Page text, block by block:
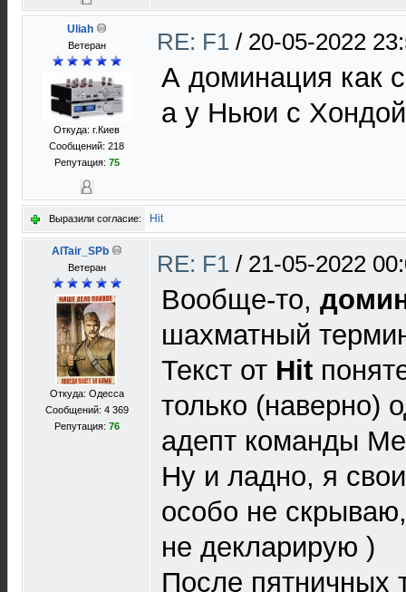
Uliah
Ветеран
Откуда: г.Киев
Сообщений: 218
Репутация: 75
RE: F1 / 20-05-2022
А доминация как
а у Ньюи с
Выразили согласие: Hit
AlTair_SPb
Ветеран
Откуда: Одесса
Сообщений: 4 369
Репутация: 76
RE: F1 / 21-05-2022
Вообще-то,
шахматный
Текст от Hit
только (наверно)
адепт команды
Ну и ладно, я
особо не
не декларирую )
После пятничных